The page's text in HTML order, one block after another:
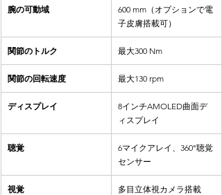
腕の可動域
600 mm（オプションで電
子皮膚搭載可）
関節のトルク 最大300 Nm
関節の回転速度 最大130 rpm
ディスプレイ
8インチAMOLED曲面デ
ィスプレイ
聴覚
6マイクアレイ、360°聴覚
センサー
視覚
多目立体視カメラ搭載